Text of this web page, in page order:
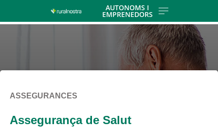
Skip
to
contentt
AUTONOMS I
EMPRENEDORS
ASSEGURANCES
Assegurança de Salut